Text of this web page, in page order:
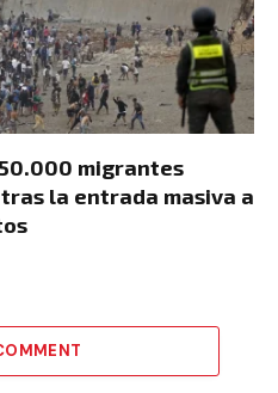
50.000 migrantes
la entrada masiva a